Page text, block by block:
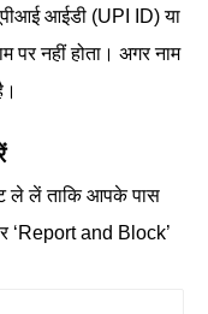
आईडी (UPI ID) या
नहीं होता। अगर नाम
ले लें ताकि आपके पास
‘Report and Block’